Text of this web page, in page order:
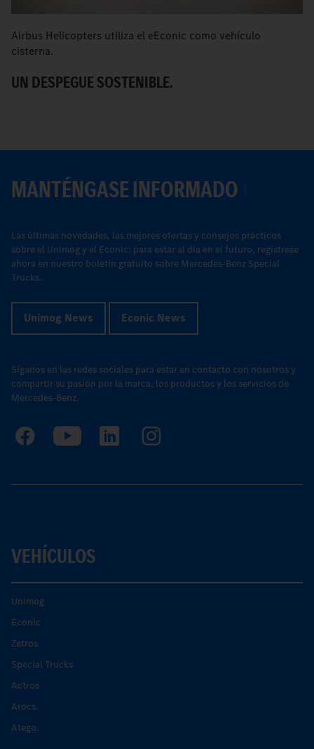
Airbus Helicopters utiliza el eEconic como vehículo
cisterna.
UN DESPEGUE SOSTENIBLE.
MANTÉNGASE INFORMADO
Las últimas novedades, las mejores ofertas y consejos prácticos
sobre el Unimog y el Econic: para estar al día en el futuro, regístrese
ahora en nuestro boletín gratuito sobre Mercedes-Benz Special
Trucks.
Unimog News Econic News
Síganos en las redes sociales para estar en contacto con nosotros y
compartir su pasión por la marca, los productos y los servicios de
Mercedes-Benz.
VEHÍCULOS
Unimog
Econic
Zetros
Special Trucks
Actros
Arocs.
Atego.